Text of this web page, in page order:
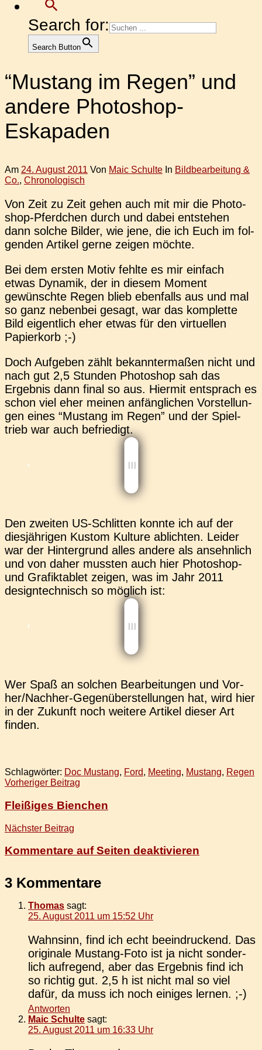
Search for:
Search Button
“Mustang im Regen” und
andere Photoshop-
Eskapaden
Am 24. August 2011 Von Maic Schulte In Bildbearbeitung &
Co., Chronologisch
Von Zeit zu Zeit gehen auch mit mir die Pho­to­
shop-Pferd­chen durch und dabei ent­ste­hen
dann solche Bilder, wie jene, die ich Euch im fol­
gen­den Arti­kel gerne zeigen möchte.
Bei dem ersten Motiv fehlte es mir ein­fach
etwas Dyna­mik, der in diesem Moment
gewünsch­te Regen blieb eben­falls aus und mal
so ganz neben­bei gesagt, war das kom­plet­te
Bild eigent­lich eher etwas für den vir­tu­el­len
Papierkorb ;-)
Doch Auf­ge­ben zählt bekann­ter­ma­ßen nicht und
nach gut 2,5 Stun­den Pho­to­shop sah das
Ergeb­nis dann final so aus. Hier­mit ent­sprach es
schon viel eher meinen anfäng­li­chen Vor­stel­lun­
gen eines “Mus­tang im Regen” und der Spiel­
trieb war auch befriedigt.
Den zwei­ten US-Schlit­ten konnte ich auf der
dies­jäh­ri­gen Kustom Kul­tu­re ablich­ten. Leider
war der Hin­ter­grund alles andere als ansehn­lich
und von daher muss­ten auch hier Pho­to­shop-
und Gra­fik­ta­blet zeigen, was im Jahr 2011
design­tech­nisch so mög­lich ist:
Wer Spaß an sol­chen Bear­bei­tun­gen und Vor­
her/­Nach­her-Gegen­über­stel­lun­gen hat, wird hier
in der Zukunft noch wei­te­re Arti­kel dieser Art
finden.
Schlagwörter: Doc Mustang, Ford, Meeting, Mustang, Regen
Beitragsnavigation
Vorheriger Beitrag
Fleißiges Bienchen
Nächster Beitrag
Kommentare auf Seiten deaktivieren
3 Kommentare
Thomas sagt:
25. August 2011 um 15:52 Uhr
Wahn­sinn, find ich echt beein­dru­ckend. Das
ori­gi­na­le Mus­tang-Foto ist ja nicht son­der­
lich auf­re­gend, aber das Ergeb­nis find ich
so rich­tig gut. 2,5 h ist nicht mal so viel
dafür, da muss ich noch eini­ges lernen. ;-)
Antworten
Maic Schulte sagt:
25. August 2011 um 16:33 Uhr